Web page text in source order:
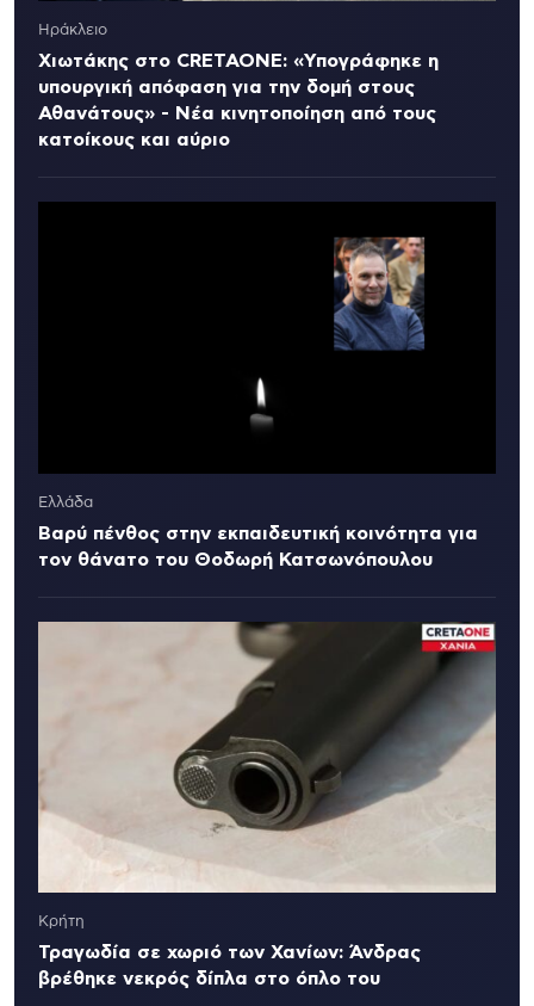
Ηράκλειο
Χιωτάκης στο CRETAONE: «Υπογράφηκε η
υπουργική απόφαση για την δομή στους
Αθανάτους» - Νέα κινητοποίηση από τους
κατοίκους και αύριο
Ελλάδα
Βαρύ πένθος στην εκπαιδευτική κοινότητα για
τον θάνατο του Θοδωρή Κατσωνόπουλου
Κρήτη
Τραγωδία σε χωριό των Χανίων: Άνδρας
βρέθηκε νεκρός δίπλα στο όπλο του